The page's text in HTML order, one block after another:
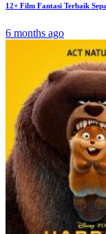
12+ Film Fantasi Terbaik
6 months ago